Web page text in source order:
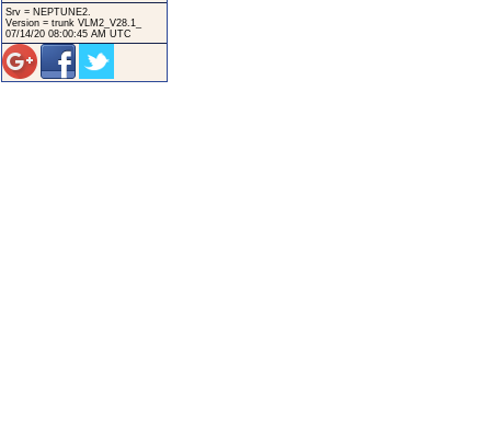
Srv = NEPTUNE2.
Version = trunk VLM2_V28.1_
07/14/20 08:00:45 AM UTC